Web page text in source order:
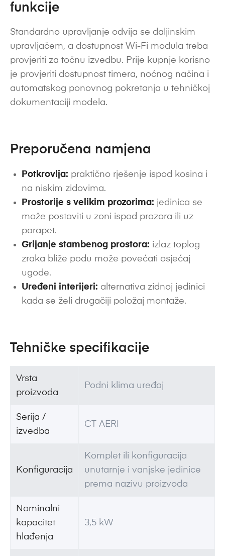
funkcije
Standardno upravljanje odvija se daljinskim
upravljačem, a dostupnost Wi-Fi modula treba
provjeriti za točnu izvedbu. Prije kupnje korisno
je provjeriti dostupnost timera, noćnog načina i
automatskog ponovnog pokretanja u tehničkoj
dokumentaciji modela.
Preporučena namjena
Potkrovlja: praktično rješenje ispod kosina i
na niskim zidovima.
Prostorije s velikim prozorima: jedinica se
može postaviti u zoni ispod prozora ili uz
parapet.
Grijanje stambenog prostora: izlaz toplog
zraka bliže podu može povećati osjećaj
ugode.
Uređeni interijeri: alternativa zidnoj jedinici
kada se želi drugačiji položaj montaže.
Tehničke specifikacije
Vrsta
proizvoda
Podni klima uređaj
Serija /
izvedba
CT AERI
Konfiguracija
Komplet ili konfiguracija
unutarnje i vanjske jedinice
prema nazivu proizvoda
Nominalni
kapacitet
hlađenja
3,5 kW